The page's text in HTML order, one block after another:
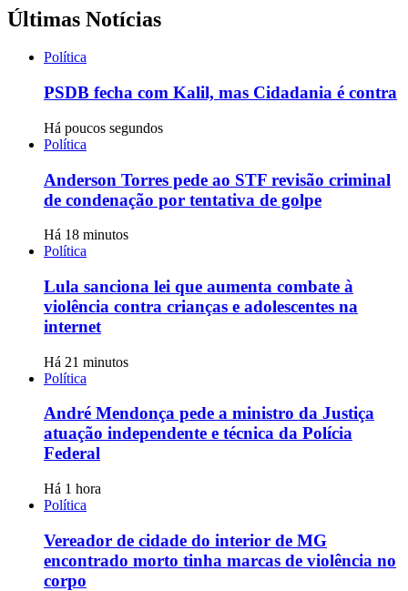
Últimas Notícias
Política
PSDB fecha com Kalil, mas Cidadania é contra
Há poucos segundos
Política
Anderson Torres pede ao STF revisão criminal
de condenação por tentativa de golpe
Há 18 minutos
Política
Lula sanciona lei que aumenta combate à
violência contra crianças e adolescentes na
internet
Há 21 minutos
Política
André Mendonça pede a ministro da Justiça
atuação independente e técnica da Polícia
Federal
Há 1 hora
Política
Vereador de cidade do interior de MG
encontrado morto tinha marcas de violência no
corpo